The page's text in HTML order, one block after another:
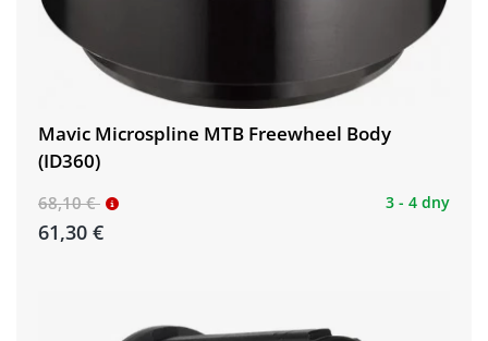
Mavic Microspline MTB Freewheel Body
(ID360)
68,10 €
61,30 €
3 - 4 dny